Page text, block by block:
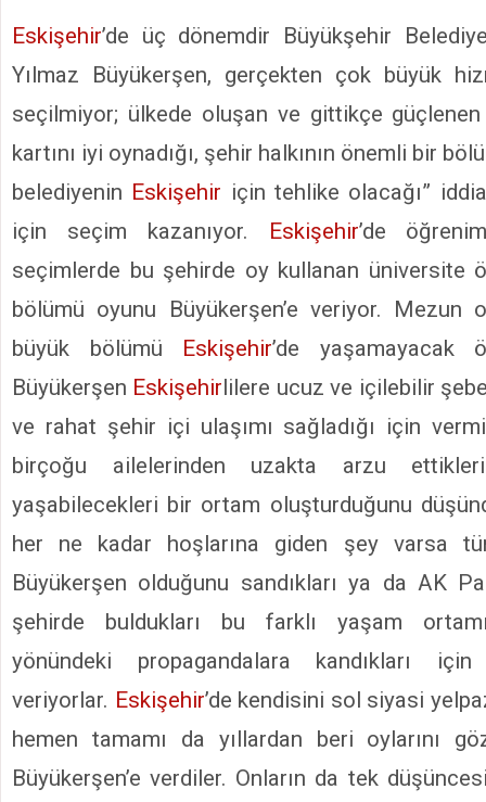
Eskişehir’de üç dönemdir Büyükşehir
Yılmaz Büyükerşen, gerçekten çok büyük
seçilmiyor; ülkede oluşan ve gittikçe güçlenen
kartını iyi oynadığı, şehir halkının önemli bir
belediyenin Eskişehir için tehlike olacağı”
için seçim kazanıyor.
Eskişehir’de
seçimlerde bu şehirde oy kullanan üniversite
bölümü oyunu Büyükerşen’e veriyor. Mezun
büyük bölümü Eskişehir’de yaşamayacak
Büyükerşen Eskişehirlilere ucuz ve içilebilir
ve rahat şehir içi ulaşımı sağladığı için
birçoğu ailelerinden uzakta arzu
yaşabilecekleri bir ortam oluşturduğunu
her ne kadar hoşlarına giden şey varsa
Büyükerşen olduğunu sandıkları ya da AK
şehirde buldukları bu farklı yaşam
yönündeki propagandalara kandıkları
veriyorlar. Eskişehir’de kendisini sol siyasi
hemen tamamı da yıllardan beri oylarını
Büyükerşen’e verdiler. Onların da tek